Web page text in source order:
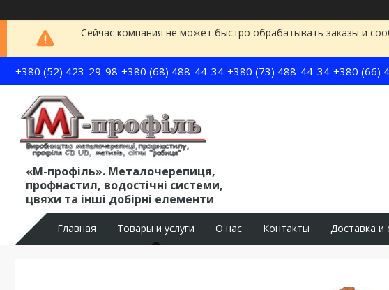
Сейчас компания не может быстро обрабатывать заказы и
+380 (52) 423-29-98 +380 (68) 488-44-34 +380 (73) 488-44-34 +380 (66)
«М-профіль». Металочерепиця,
профнастил, водостічні системи,
цвяхи та інші добірні елементи
Главная Товары и услуги О нас Контакты Доставка и